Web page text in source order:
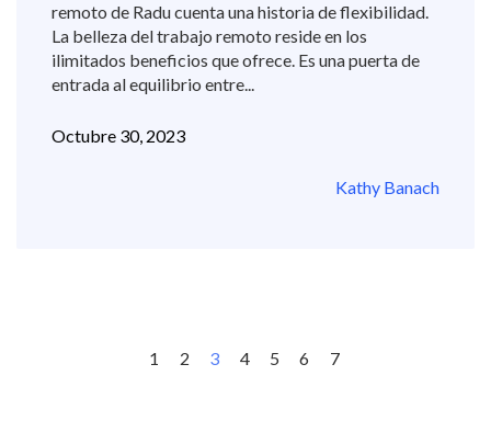
remoto de Radu cuenta una historia de flexibilidad.
La belleza del trabajo remoto reside en los
ilimitados beneficios que ofrece. Es una puerta de
entrada al equilibrio entre...
Octubre 30, 2023
Kathy Banach
1 2 3 4 5 6 7